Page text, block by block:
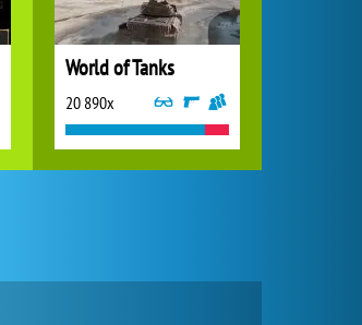
World of Tanks
20 890x